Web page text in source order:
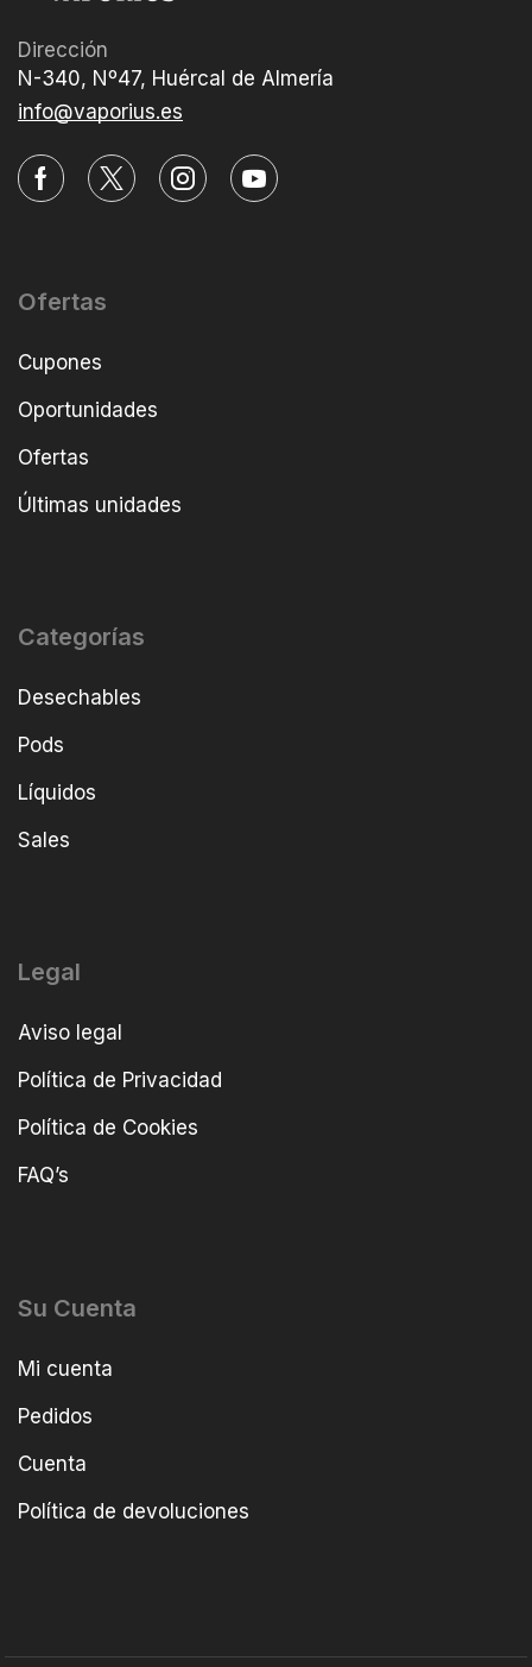
Dirección
N-340, Nº47, Huércal de Almería
info@vaporius.es
Ofertas
Cupones
Oportunidades
Ofertas
Últimas unidades
Categorías
Desechables
Pods
Líquidos
Sales
Legal
Aviso legal
Política de Privacidad
Política de Cookies
FAQ’s
Su Cuenta
Mi cuenta
Pedidos
Cuenta
Política de devoluciones